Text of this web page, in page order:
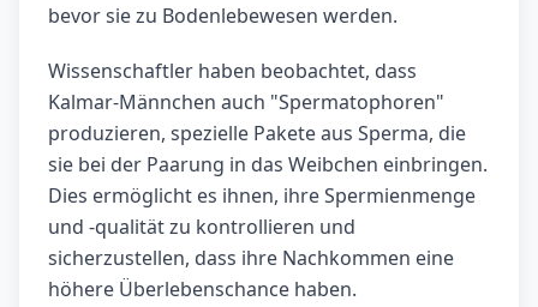
bevor sie zu Bodenlebewesen werden.
Wissenschaftler haben beobachtet, dass
Kalmar-Männchen auch "Spermatophoren"
produzieren, spezielle Pakete aus Sperma, die
sie bei der Paarung in das Weibchen einbringen.
Dies ermöglicht es ihnen, ihre Spermienmenge
und -qualität zu kontrollieren und
sicherzustellen, dass ihre Nachkommen eine
höhere Überlebenschance haben.